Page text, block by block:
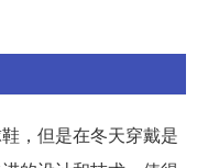
，但是在冬天穿戴是